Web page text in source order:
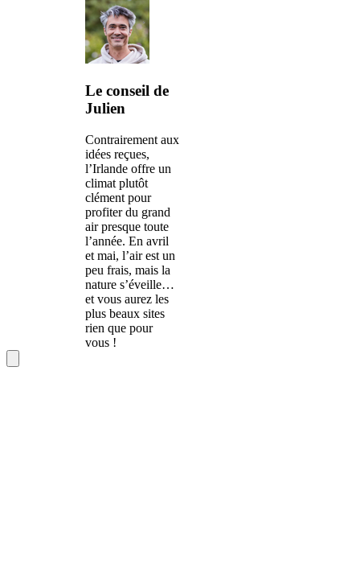
Le conseil de
Julien
Contrairement aux
idées reçues,
l’Irlande offre un
climat plutôt
clément pour
profiter du grand
air presque toute
l’année. En avril
et mai, l’air est un
peu frais, mais la
nature s’éveille…
et vous aurez les
plus beaux sites
rien que pour
vous !